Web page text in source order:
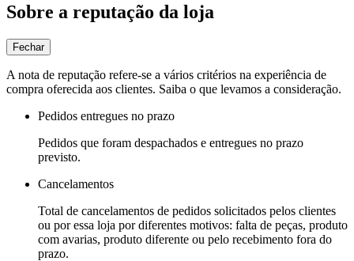
Sobre a reputação da loja
Fechar
A nota de reputação refere-se a vários critérios na experiência de
compra oferecida aos clientes. Saiba o que levamos a consideração.
Pedidos entregues no prazo
Pedidos que foram despachados e entregues no prazo
previsto.
Cancelamentos
Total de cancelamentos de pedidos solicitados pelos clientes
ou por essa loja por diferentes motivos: falta de peças, produto
com avarias, produto diferente ou pelo recebimento fora do
prazo.